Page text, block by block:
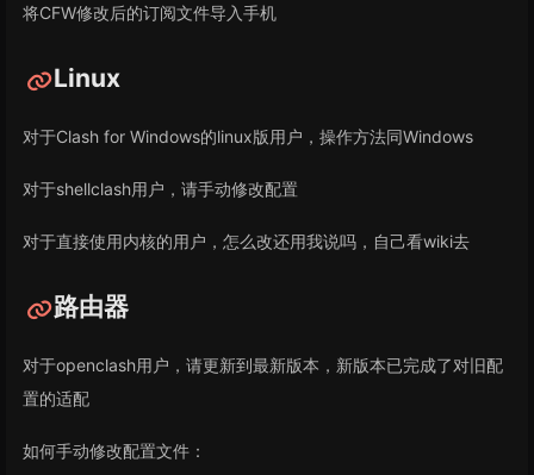
将CFW修改后的订阅文件导入手机
Linux
对于Clash for Windows的linux版用户，操作方法同Windows
对于shellclash用户，请手动修改配置
对于直接使用内核的用户，怎么改还用我说吗，自己看wiki去
路由器
对于openclash用户，请更新到最新版本，新版本已完成了对旧配
置的适配
如何手动修改配置文件：